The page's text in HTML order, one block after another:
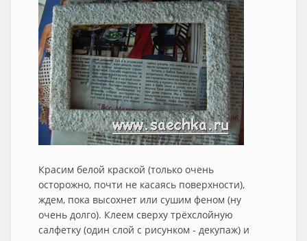
Красим белой краской (только очень
осторожно, почти не касаясь поверхности),
ждем, пока высохнет или сушим феном (ну
очень долго). Клеем сверху трёхслойную
салфетку (один слой с рисунком - декупаж) и